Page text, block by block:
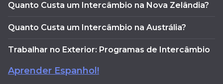
Quanto Custa um Intercâmbio na Nova Zelândia?
Quanto Custa um Intercâmbio na Austrália?
Trabalhar no Exterior: Programas de Intercâmbio
Aprender Espanhol!